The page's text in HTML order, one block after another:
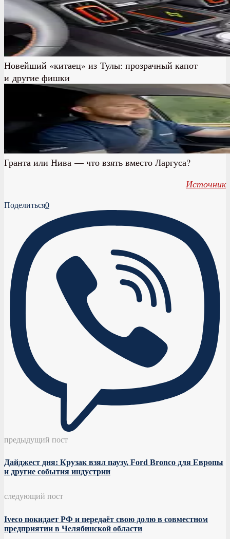
Новейший «китаец» из Тулы: прозрачный капот
и другие фишки
Гранта или Нива — что взять вместо Ларгуса?
Источник
Поделиться0
предыдущий пост
Дайджест дня: Крузак взял паузу, Ford Bronco для Европы
и другие события индустрии
следующий пост
Iveco покидает РФ и передаёт свою долю в совместном
предприятии в Челябинской области